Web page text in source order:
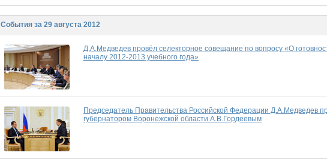
События за 29 августа 2012
Д.А.Медведев провёл селекторное совещание по вопросу «О
началу 2012-2013 учебного года»
Председатель Правительства Российской Федерации Д.А.Медведев
губернатором Воронежской области А.В.Гордеевым